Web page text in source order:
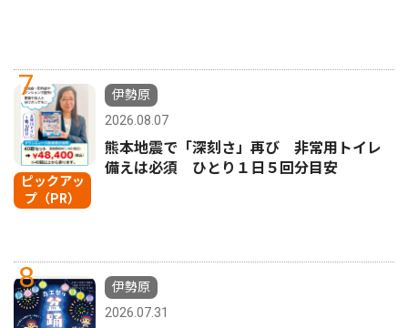
7
ピックアッ
プ（PR）
伊勢原
2026.08.07
熊本地震で「深刻さ」再び 非常用トイレ
備えは必須 ひとり１日５回分目安
8
伊勢原
2026.07.31